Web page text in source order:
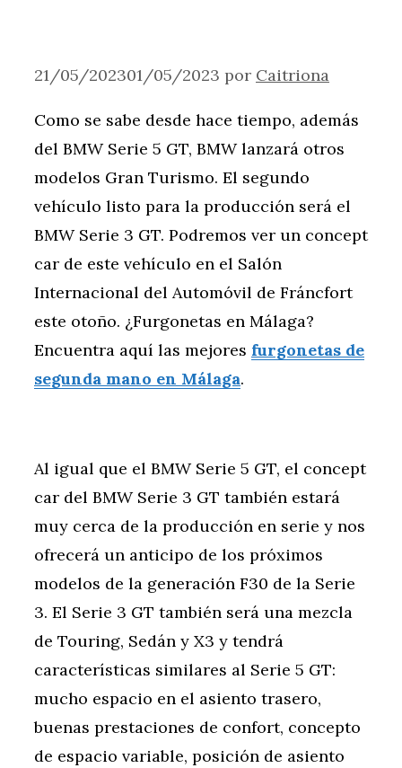
21/05/202301/05/2023 por Caitriona
Como se sabe desde hace tiempo, además
del BMW Serie 5 GT, BMW lanzará otros
modelos Gran Turismo. El segundo
vehículo listo para la producción será el
BMW Serie 3 GT. Podremos ver un concept
car de este vehículo en el Salón
Internacional del Automóvil de Fráncfort
este otoño. ¿Furgonetas en Málaga?
Encuentra aquí las mejores furgonetas de
segunda mano en Málaga.
Al igual que el BMW Serie 5 GT, el concept
car del BMW Serie 3 GT también estará
muy cerca de la producción en serie y nos
ofrecerá un anticipo de los próximos
modelos de la generación F30 de la Serie
3. El Serie 3 GT también será una mezcla
de Touring, Sedán y X3 y tendrá
características similares al Serie 5 GT:
mucho espacio en el asiento trasero,
buenas prestaciones de confort, concepto
de espacio variable, posición de asiento